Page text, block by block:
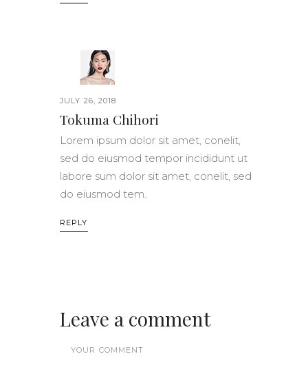
JULY 26, 2018
Tokuma Chihori
Lorem ipsum dolor sit amet, conelit,
sed do eiusmod tempor incididunt ut
labore sum dolor sit amet, conelit, sed
do eiusmod tem.
REPLY
Leave a comment